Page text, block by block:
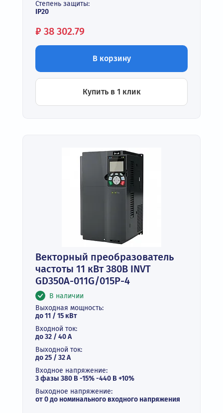
Степень защиты:
IP20
Цена:
₽ 38 302.79
В корзину
Купить в 1 клик
Векторный преобразователь
частоты 11 кВт 380В INVT
GD350A-011G/015P-4
В наличии
Выходная мощность:
до 11 / 15 кВт
Входной ток:
до 32 / 40 А
Выходной ток:
до 25 / 32 A
Входное напряжение:
3 фазы 380 В -15% -440 В +10%
Выходное напряжение:
от 0 до номинального входного напряжения